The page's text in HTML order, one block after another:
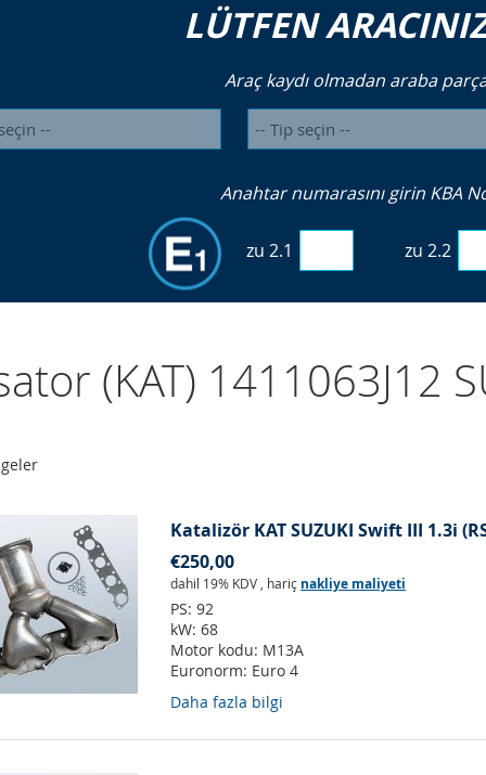
LÜTFEN
Araç kaydı olmadan araba
Anahtar numarasını girin KBA
zu 2.1 zu 2.2
(KAT) 1411063J12
Katalizör KAT SUZUKI Swift III 1.3i
€250,00
dahil 19% KDV , hariç nakliye maliyeti
PS:92
kW:68
Motor kodu: M13A
Euronorm: Euro 4
Daha fazla bilgi